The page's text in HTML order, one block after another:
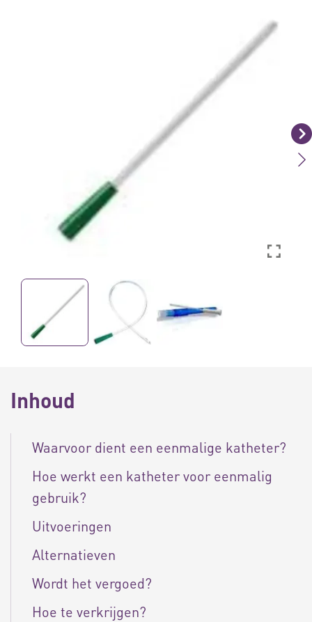
Inhoud
Waarvoor dient een eenmalige katheter?
Hoe werkt een katheter voor eenmalig
gebruik?
Uitvoeringen
Alternatieven
Wordt het vergoed?
Hoe te verkrijgen?